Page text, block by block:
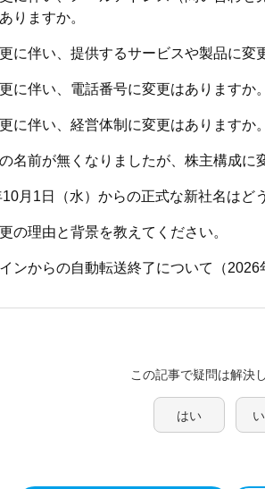
この記事で疑問は解決
はい
りますか。
に伴い、提供するサービスや製品に変
に伴い、電話番号に変更はありますか。
に伴い、経営体制に変更はありますか。
名前が無くなりましたが、株主構成に
月1日（水）からの正式な新社名はど
の理由と背景を教えてください。
インからの自動転送終了について（2026